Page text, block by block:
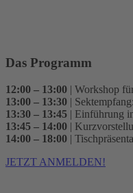
Das Programm
12:00 – 13:00 | Workshop
13:00 – 13:30 |
13:30 – 13:45 | Einführung
13:45 – 14:00 |
14:00 – 18:00 |
JETZT ANMELDEN!